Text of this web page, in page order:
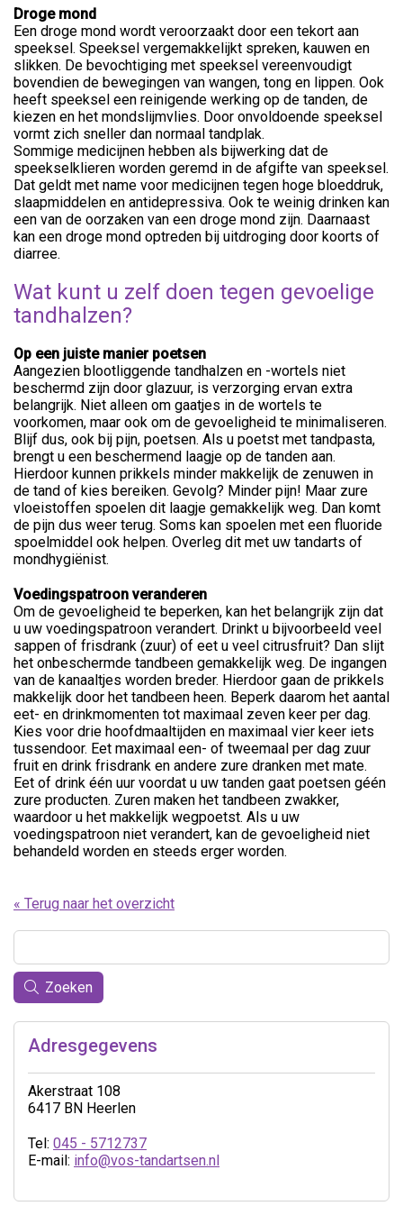
Droge mond
Een droge mond wordt veroorzaakt door een tekort aan
speeksel. Speeksel vergemakkelijkt spreken, kauwen en
slikken. De bevochtiging met speeksel vereenvoudigt
bovendien de bewegingen van wangen, tong en lippen. Ook
heeft speeksel een reinigende werking op de tanden, de
kiezen en het mondslijmvlies. Door onvoldoende speeksel
vormt zich sneller dan normaal tandplak.
Sommige medicijnen hebben als bijwerking dat de
speekselklieren worden geremd in de afgifte van speeksel.
Dat geldt met name voor medicijnen tegen hoge bloeddruk,
slaapmiddelen en antidepressiva. Ook te weinig drinken kan
een van de oorzaken van een droge mond zijn. Daarnaast
kan een droge mond optreden bij uitdroging door koorts of
diarree.
Wat kunt u zelf doen tegen gevoelige
tandhalzen?
Op een juiste manier poetsen
Aangezien blootliggende tandhalzen en -wortels niet
beschermd zijn door glazuur, is verzorging ervan extra
belangrijk. Niet alleen om gaatjes in de wortels te
voorkomen, maar ook om de gevoeligheid te minimaliseren.
Blijf dus, ook bij pijn, poetsen. Als u poetst met tandpasta,
brengt u een beschermend laagje op de tanden aan.
Hierdoor kunnen prikkels minder makkelijk de zenuwen in
de tand of kies bereiken. Gevolg? Minder pijn! Maar zure
vloeistoffen spoelen dit laagje gemakkelijk weg. Dan komt
de pijn dus weer terug. Soms kan spoelen met een fluoride
spoelmiddel ook helpen. Overleg dit met uw tandarts of
mondhygiënist.
Voedingspatroon veranderen
Om de gevoeligheid te beperken, kan het belangrijk zijn dat
u uw voedingspatroon verandert. Drinkt u bijvoorbeeld veel
sappen of frisdrank (zuur) of eet u veel citrusfruit? Dan slijt
het onbeschermde tandbeen gemakkelijk weg. De ingangen
van de kanaaltjes worden breder. Hierdoor gaan de prikkels
makkelijk door het tandbeen heen. Beperk daarom het aantal
eet- en drinkmomenten tot maximaal zeven keer per dag.
Kies voor drie hoofdmaaltijden en maximaal vier keer iets
tussendoor. Eet maximaal een- of tweemaal per dag zuur
fruit en drink frisdrank en andere zure dranken met mate.
Eet of drink één uur voordat u uw tanden gaat poetsen géén
zure producten. Zuren maken het tandbeen zwakker,
waardoor u het makkelijk wegpoetst. Als u uw
voedingspatroon niet verandert, kan de gevoeligheid niet
behandeld worden en steeds erger worden.
« Terug naar het overzicht
Zoeken
Adresgegevens
Akerstraat 108
6417 BN Heerlen
Tel: 045 - 5712737
E-mail: info@vos-tandartsen.nl